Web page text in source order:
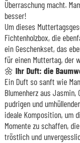
Überraschung macht.
besser!
Um dieses
Fichtenholzbox, die
ein Geschenkset, das
für einen Muttertag, der
🌼 Ihr Duft: die
Ein Duft so sanft wie
Blumenherz aus Jasmin,
pudrigen und
ideale Komposition, um
Momente zu schaffen,
tröstlich und